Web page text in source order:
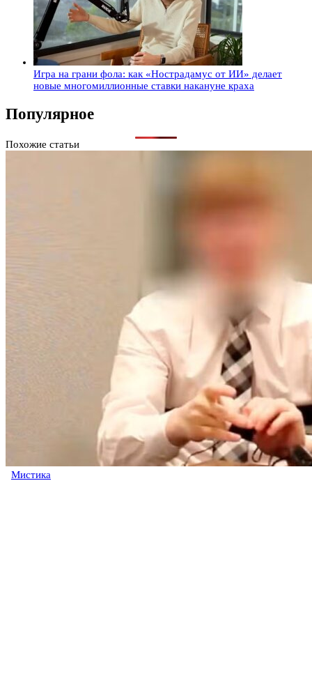
Игра на грани фола: как «Нострадамус от ИИ» делает
новые многомиллионные ставки накануне краха
Популярное
Похожие статьи
Мистика